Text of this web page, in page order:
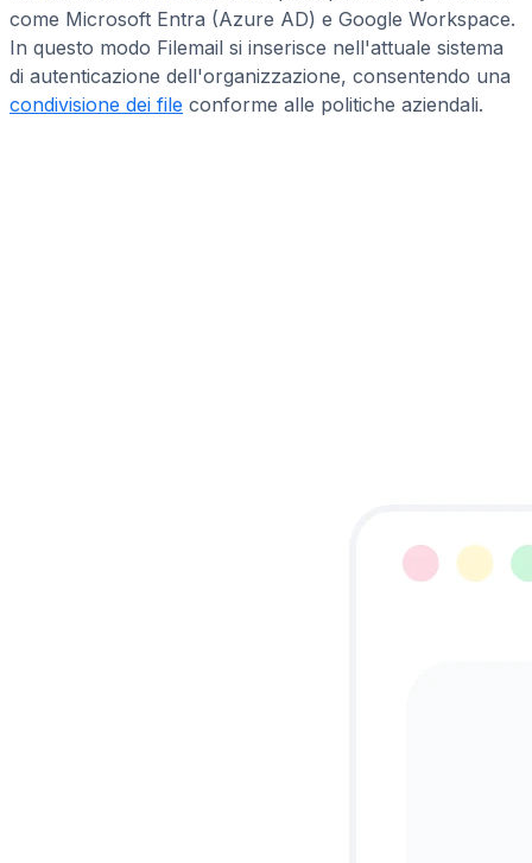
come Microsoft Entra (Azure AD) e Google Workspace.
In questo modo Filemail si inserisce nell'attuale sistema
di autenticazione dell'organizzazione, consentendo una
condivisione dei file conforme alle politiche aziendali.